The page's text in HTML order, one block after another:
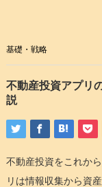
基礎・戦略
不動産投資アプリ
説
不動産投資をこれか
リは情報収集から資